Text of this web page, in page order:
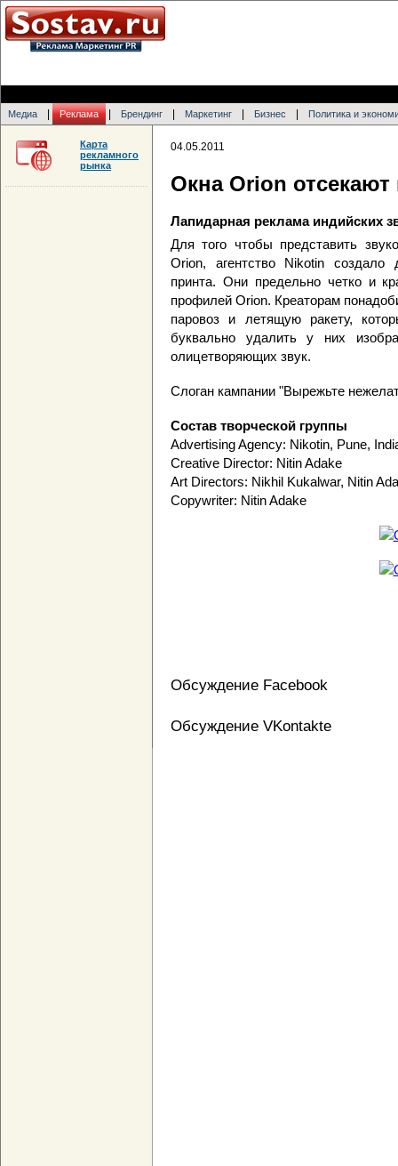
Медиа Реклама Брендинг Маркетинг Бизнес Политика и
04.05.2011
Окна Orion
Лапидарная реклама индийских
Для того чтобы представить
Orion, агентство Nikotin
принта. Они предельно четко и
профилей Orion. Креаторам
паровоз и летящую ракету,
буквально удалить у них
олицетворяющих звук.
Слоган кампании "Вырежьте
Состав творческой группы
Advertising Agency: Nikotin, Pune,
Creative Director: Nitin Adake
Art Directors: Nikhil Kukalwar, Nitin
Copywriter: Nitin Adake
Обсуждение Facebook
Обсуждение VKontakte
Карта
рекламного
рынка